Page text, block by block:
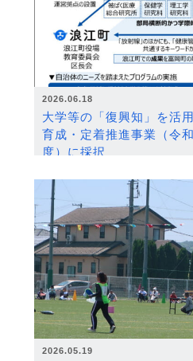
2026.06.18
大学等の「復興知」を活
育成・定着推進事業（令
度）に採択
2026.05.19